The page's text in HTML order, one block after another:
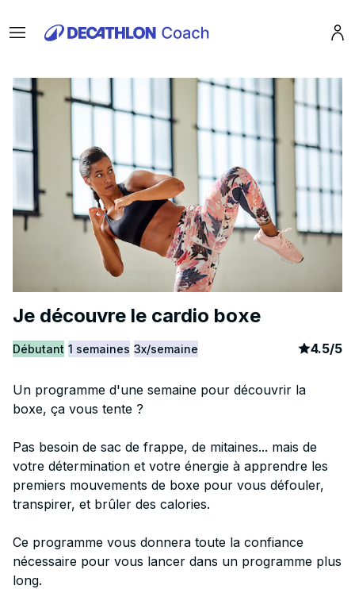
Menu
Je découvre le cardio boxe
Débutant 1 semaines 3x/semaine article
4.5/5
Un programme d'une semaine pour découvrir la
boxe, ça vous tente ?
Pas besoin de sac de frappe, de mitaines... mais de
votre détermination et votre énergie à apprendre les
premiers mouvements de boxe pour vous défouler,
transpirer, et brûler des calories.
Ce programme vous donnera toute la confiance
nécessaire pour vous lancer dans un programme plus
long.